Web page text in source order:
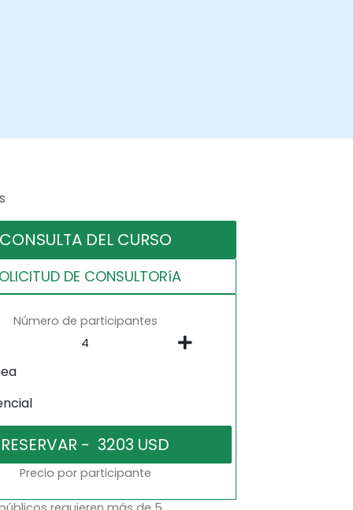
DEL CURSO
DE CONSULTORíA
Número de participantes
Precio por participante